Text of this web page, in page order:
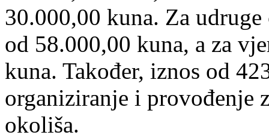
30.000,00 kuna. Za
od 58.000,00 kuna, a za
kuna. Također, iznos od
organiziranje i provođenje
okoliša.